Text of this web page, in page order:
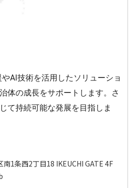
AI技術を活用したソリューショ
体の成長をサポートします。
さ
て持続可能な発展を目指しま
南1条西2丁目18 IKEUCHI GATE 4F